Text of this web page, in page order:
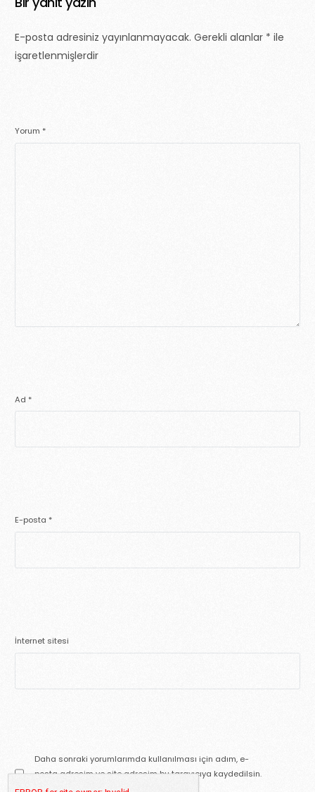
E-posta adresiniz yayınlanmayacak. Gerekli alanlar * ile
işaretlenmişlerdir
Yorum *
Ad *
E-posta *
İnternet sitesi
Daha sonraki yorumlarımda kullanılması için adım, e-
posta adresim ve site adresim bu tarayıcıya kaydedilsin.